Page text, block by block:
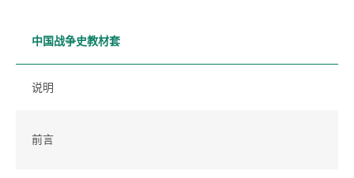
中国战争史教材套
说明
前言